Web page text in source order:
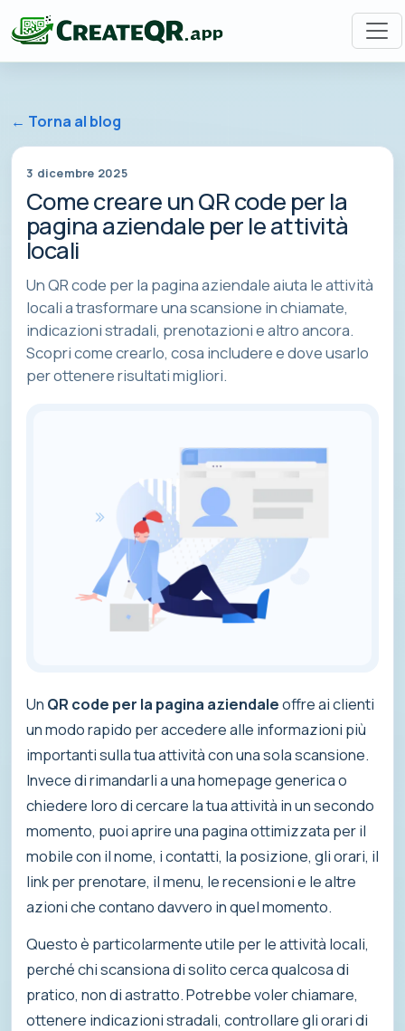
← Torna al blog
3 dicembre 2025
Come creare un QR code per la
pagina aziendale per le attività
locali
Un QR code per la pagina aziendale aiuta le attività
locali a trasformare una scansione in chiamate,
indicazioni stradali, prenotazioni e altro ancora.
Scopri come crearlo, cosa includere e dove usarlo
per ottenere risultati migliori.
Un QR code per la pagina aziendaleoffre ai clienti
un modo rapido per accedere alle informazioni più
importanti sulla tua attività con una sola scansione.
Invece di rimandarli a una homepage generica o
chiedere loro di cercare la tua attività in un secondo
momento, puoi aprire una pagina ottimizzata per il
mobile con il nome, i contatti, la posizione, gli orari, il
link per prenotare, il menu, le recensioni e le altre
azioni che contano davvero in quel momento.
Questo è particolarmente utile per le attività locali,
perché chi scansiona di solito cerca qualcosa di
pratico, non di astratto. Potrebbe voler chiamare,
ottenere indicazioni stradali, controllare gli orari di